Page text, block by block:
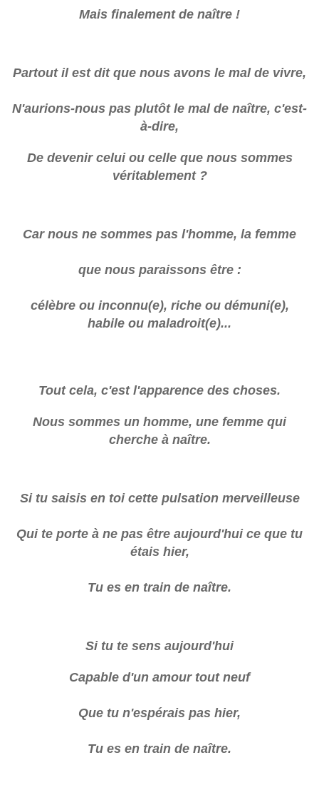
Mais finalement de naître !
Partout il est dit que nous avons le mal de vivre,
N'aurions-nous pas plutôt le mal de naître, c'est-
à-dire,
De devenir celui ou celle que nous sommes
véritablement ?
Car nous ne sommes pas l'homme, la femme
que nous paraissons être :
célèbre ou inconnu(e), riche ou démuni(e),
habile ou maladroit(e)...
Tout cela, c'est l'apparence des choses.
Nous sommes un homme, une femme qui
cherche à naître.
Si tu saisis en toi cette pulsation merveilleuse
Qui te porte à ne pas être aujourd'hui ce que tu
étais hier,
Tu es en train de naître.
Si tu te sens aujourd'hui
Capable d'un amour tout neuf
Que tu n'espérais pas hier,
Tu es en train de naître.